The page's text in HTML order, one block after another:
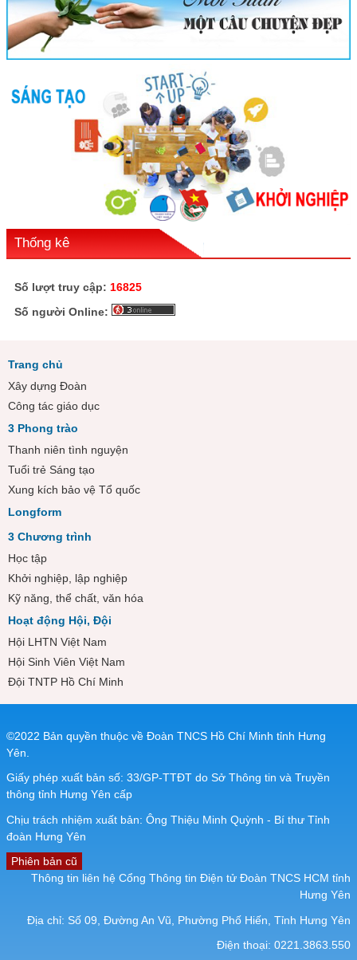
Thống kê
Số lượt truy cập: 16825
Số người Online:
Trang chủ
Xây dựng Đoàn
Công tác giáo dục
3 Phong trào
Thanh niên tình nguyện
Tuổi trẻ Sáng tạo
Xung kích bảo vệ Tổ quốc
Longform
3 Chương trình
Học tập
Khởi nghiệp, lập nghiệp
Kỹ năng, thể chất, văn hóa
Hoạt động Hội, Đội
Hội LHTN Việt Nam
Hội Sinh Viên Việt Nam
Đội TNTP Hồ Chí Minh
©2022 Bản quyền thuộc về Đoàn TNCS Hồ Chí Minh tỉnh Hưng
Yên.
Giấy phép xuất bản số: 33/GP-TTĐT do Sở Thông tin và Truyền
thông tỉnh Hưng Yên cấp
Chịu trách nhiệm xuất bản: Ông Thiệu Minh Quỳnh - Bí thư Tỉnh
đoàn Hưng Yên
Phiên bản cũ
Thông tin liên hệ Cổng Thông tin Điện tử Đoàn TNCS HCM tỉnh
Hưng Yên
Địa chỉ: Số 09, Đường An Vũ, Phường Phố Hiến, Tỉnh Hưng Yên
Điện thoại: 0221.3863.550